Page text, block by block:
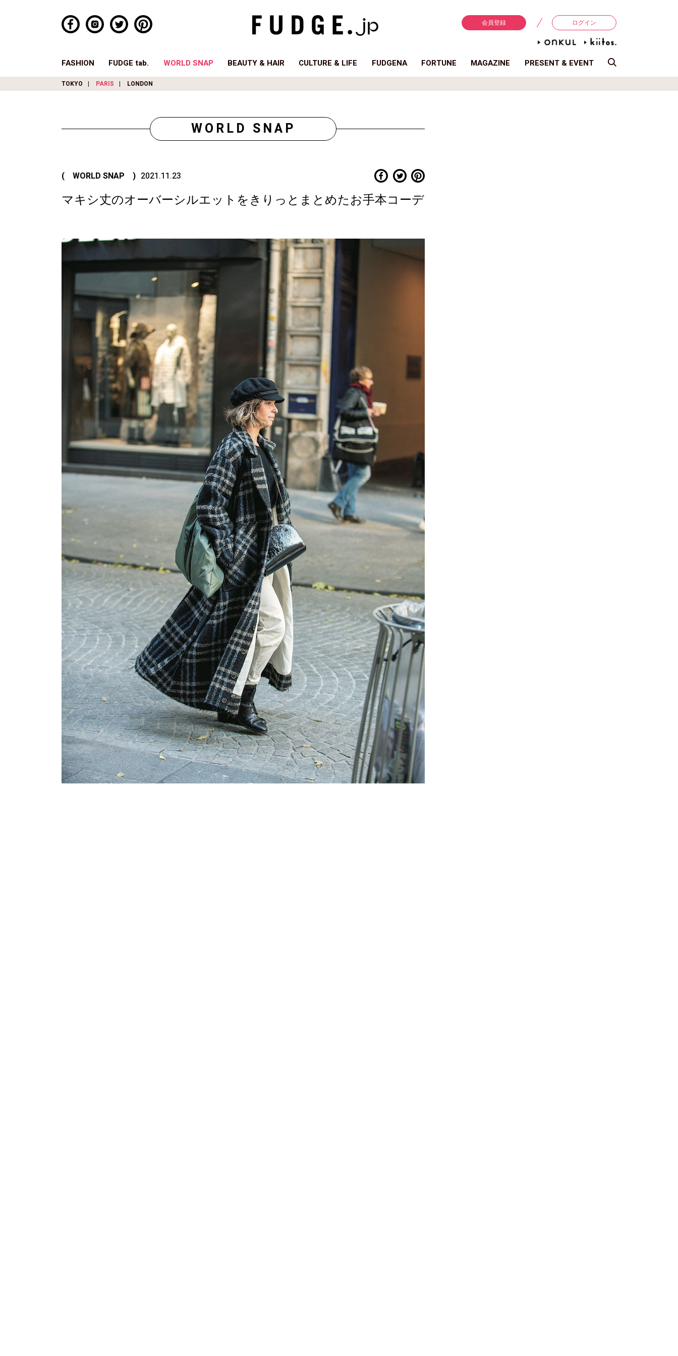
会員登録 ログイン
FASHION FUDGE tab. WORLD SNAP BEAUTY & HAIR CULTURE & LIFE FUDGENA FORTUNE MAGAZINE PRESENT & EVENT
TOKYO PARIS LONDON
WORLD SNAP
( WORLD SNAP ) 2021.11.23
マキシ丈のオーバーシルエットをきりっとまとめたお手本コーデ